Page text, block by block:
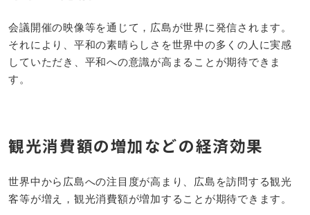
会議開催の映像等を通じて，広島が世界に発信されます。
それにより、平和の素晴らしさを世界中の多くの人に実感
していただき、平和への意識が高まることが期待できま
す。
観光消費額の増加などの経済効果
世界中から広島への注目度が高まり、広島を訪問する観光
客等が増え，観光消費額が増加することが期待できます。